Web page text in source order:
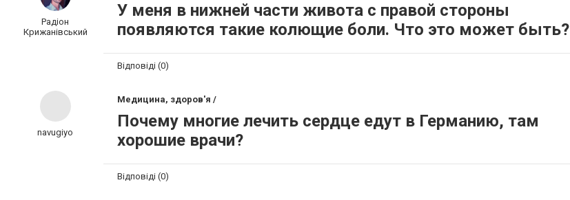
Радіон
Крижанівський
У меня в нижней части живота с правой стороны
появляются такие колющие боли. Что это может быть?
Відповіді (0)
navugiyo
Медицина, здоров'я /
Почему многие лечить сердце едут в Германию, там
хорошие врачи?
Відповіді (0)